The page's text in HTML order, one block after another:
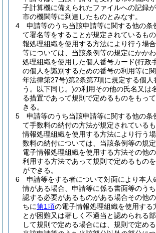
子計算機に備えられたファイルへの記録
市の機関等に到達したものとみなす。
4
申請等のうち当該申請等に関する他の条
て署名等をすることが規定されているも
報処理組織を使用する方法により行う場
等については、当該条例等の規定にかか
処理組織を使用した個人番号カード(行政
の個人を識別するための番号の利用等に
年法律第27号)第2条第7項に規定する個人
う。以下同じ。)の利用その他の氏名又は
る措置であって規則で定めるものをもっ
きる。
5
申請等のうち当該申請等に関する他の条
て手数料の納付の方法が規定されている
情報処理組織を使用する方法により行う
数料の納付については、当該条例等の規定
電子情報処理組織を使用する方法その他
利用する方法であって規則で定めるもの
ができる。
6
申請等をする者について対面により本人
情がある場合、申請等に係る書面等のう
認する必要があるものがある場合その他
ちに第1項の電子情報処理組織を使用する
とが困難又は著しく不適当と認められる
して規則で定める場合には、規則で定める